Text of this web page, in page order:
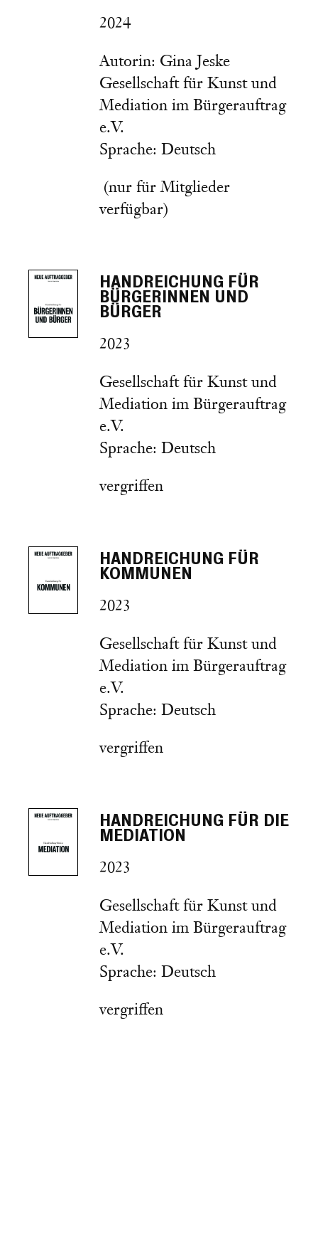
2024
Autorin: Gina Jeske
Gesellschaft für Kunst und
Mediation im Bürgerauftrag
e.V.
Sprache: Deutsch
(nur für Mitglieder
verfügbar)
HANDREICHUNG FÜR
BÜRGERINNEN UND
BÜRGER
2023
Gesellschaft für Kunst und
Mediation im Bürgerauftrag
e.V.
Sprache: Deutsch
vergriffen
HANDREICHUNG FÜR
KOMMUNEN
2023
Gesellschaft für Kunst und
Mediation im Bürgerauftrag
e.V.
Sprache: Deutsch
vergriffen
HANDREICHUNG FÜR DIE
MEDIATION
2023
Gesellschaft für Kunst und
Mediation im Bürgerauftrag
e.V.
Sprache: Deutsch
vergriffen